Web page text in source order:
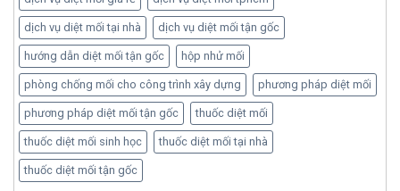
dịch vụ diệt mối tại nhà dịch vụ diệt mối tận gốc
hướng dẫn diệt mối tận gốc hộp nhử mối
phòng chống mối cho công trình xây dựng phương pháp diệt mối
phương pháp diệt mối tận gốc thuốc diệt mối
thuốc diệt mối sinh học thuốc diệt mối tại nhà
thuốc diệt mối tận gốc